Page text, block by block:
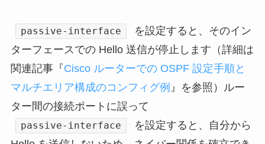
passive-interface
を設定すると、そのイン
ターフェースでの Hello 送信が停止します（詳細は
関連記事『Cisco ルーターでの OSPF 設定手順と
マルチエリア構成のコンフィグ例 』を参照）ルー
ター間の接続ポートに誤って
passive-interface
を設定すると、自分から